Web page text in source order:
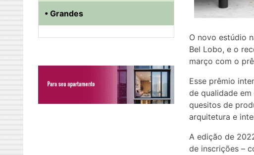
O novo estúdio
Bel Lobo, e o
março com o
Esse prêmio
de qualidade
quesitos de
arquitetura e
A edição de
de inscrições –
• Grandes